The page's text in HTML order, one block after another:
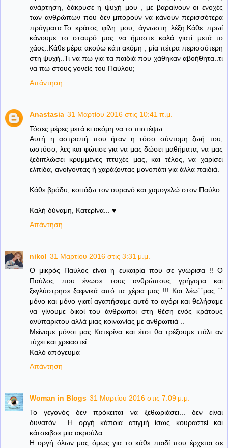
ανάρτηση, δάκρυσε η ψυχή μου , με βαραίνουν οι ενοχές
των ανθρώπων που δεν μπορούν να κάνουν περισσότερα
πράγματα.Το κράτος φίλη μου;..άγνωστη λέξη.Κάθε πρωί
κάνουμε το σταυρό μας να ήμαστε καλά γιατί μετά..το
χάος..Κάθε μέρα ακούω κάτι ακόμη , μία πέτρα περισσότερη
στη ψυχή..Τι να πω για τα παιδιά που χάθηκαν αβοήθητα..τι
να πω στους γονείς του Παύλου;
Απάντηση
Anastasia 31 Μαρτίου 2016 στις 10:41 π.μ.
Τόσες μέρες μετά κι ακόμη να το πιστέψω...
Αυτή η αστραπή που ήταν η τόσο σύντομη ζωή του,
ωστόσο, λες και φώτισε για να μας δώσει μαθήματα, να μας
ξεδιπλώσει κρυμμένες πτυχές μας, και τέλος, να χαρίσει
ελπίδα, ανοίγοντας ή χαράζοντας μονοπάτι για άλλα παιδιά.
Κάθε βράδυ, κοιτάζω τον ουρανό και χαμογελώ στον Παύλο.
Καλή δύναμη, Κατερίνα... ♥
Απάντηση
nikol 31 Μαρτίου 2016 στις 3:31 μ.μ.
Ο μικρός Παύλος είναι η ευκαιρία που σε γνώρισα !! Ο
Παύλος που ένωσε τους ανθρώπους γρήγορα και
ξεγλύστρησε ξαφνικά από τα χέρια μας !!! Και λέω΄΄μας ΄΄
μόνο και μόνο γιατί αγαπήσαμε αυτό το αγόρι και θελήσαμε
να γίνουμε δικοί του άνθρωποι στη θέση ενός κράτους
ανύπαρκτου αλλά μιας κοινωνίας με ανθρωπιά ..
Μείναμε μόνοι μας Κατερίνα και έτσι θα τρέξουμε πάλι αν
τύχει και χρειαστεί .
Καλό απόγευμα
Απάντηση
Woman in Blogs 31 Μαρτίου 2016 στις 7:09 μ.μ.
Το γεγονός δεν πρόκειται να ξεθωριάσει... δεν είναι
δυνατόν... Η οργή κάποια ατιγμή ίσως κουραστεί και
κάτσειβσε μια ακρούλα...
Η οργή όλων μας όμως για το κάθε παιδί που έρχεται σε